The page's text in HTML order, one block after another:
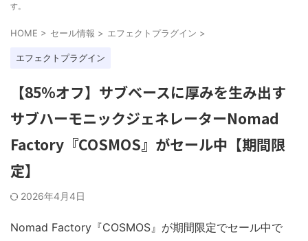
す。
HOME > セール情報 > エフェクトプラグイン >
エフェクトプラグイン
【85%オフ】サブベースに厚みを生み出す
サブハーモニックジェネレーターNomad
Factory『COSMOS』がセール中【期間限
定】
2026年4月4日
Nomad Factory『COSMOS』が期間限定でセール中で